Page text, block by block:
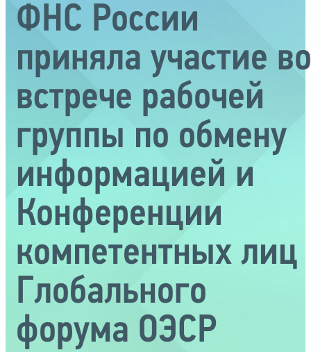
ФНС России
приняла участие во
встрече рабочей
группы по обмену
информацией и
Конференции
компетентных лиц
Глобального
форума ОЭСР